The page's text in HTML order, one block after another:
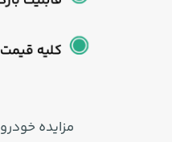
مزایده خودرو